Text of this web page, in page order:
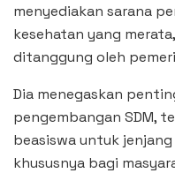
menyediakan sarana
kesehatan yang
ditanggung oleh
Dia menegaskan
pengembangan SDM,
beasiswa untuk
khususnya bagi